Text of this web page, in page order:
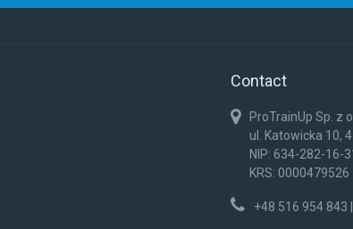
Contact
ProTrainUp Sp. z
ul. Katowicka 10,
NIP: 634-282-16-
KRS: 0000479526
+48 516 954 843